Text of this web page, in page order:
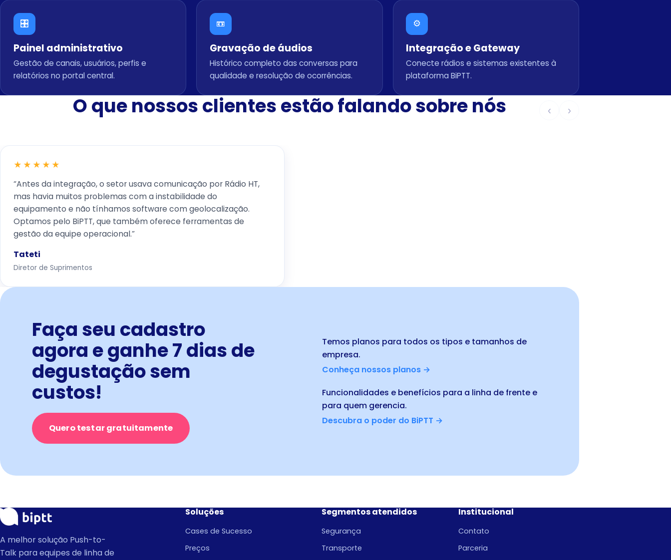
🎛️
Painel administrativo
Gestão de canais, usuários, perfis e
relatórios no portal central.
📼
Gravação de áudios
Histórico completo das conversas para
qualidade e resolução de ocorrências.
⚙️
Integração e Gateway
Conecte rádios e sistemas existentes à
plataforma BiPTT.
O que nossos clientes estão falando sobre nós ‹ ›
★★★★★
“Antes da integração, o setor usava comunicação por Rádio HT,
mas havia muitos problemas com a instabilidade do
equipamento e não tínhamos software com geolocalização.
Optamos pelo BiPTT, que também oferece ferramentas de
gestão da equipe operacional.”
Tateti
Diretor de Suprimentos
Faça seu cadastro
agora e ganhe 7 dias de
degustação sem
custos!
Quero testar gratuitamente
Temos planos para todos os tipos e tamanhos de
empresa.
Conheça nossos planos →
Funcionalidades e benefícios para a linha de frente e
para quem gerencia.
Descubra o poder do BiPTT →
A melhor solução Push-to-
Talk para equipes de linha de
Soluções
Cases de Sucesso
Preços
Segmentos atendidos
Segurança
Transporte
Institucional
Contato
Parceria